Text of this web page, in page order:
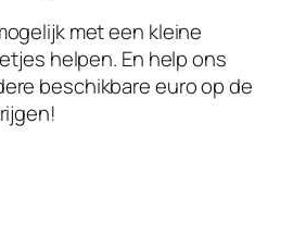
met een kleine
helpen. En help ons
beschikbare euro op de